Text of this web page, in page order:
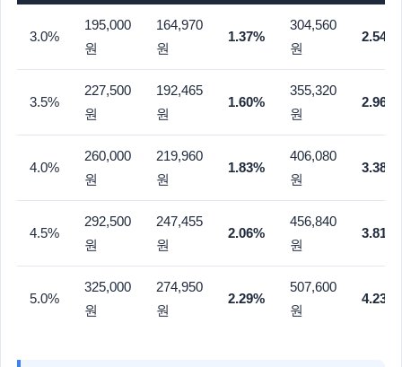
3.0%
195,000
원
164,970
원
1.37%
304,560
원
2.54%
3.5%
227,500
원
192,465
원
1.60%
355,320
원
2.96%
4.0%
260,000
원
219,960
원
1.83%
406,080
원
3.38%
4.5%
292,500
원
247,455
원
2.06%
456,840
원
3.81%
5.0%
325,000
원
274,950
원
2.29%
507,600
원
4.23%